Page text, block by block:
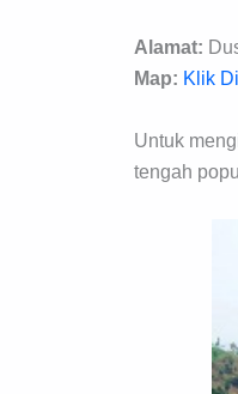
Alamat:
Map: Klik
Untuk
tengah